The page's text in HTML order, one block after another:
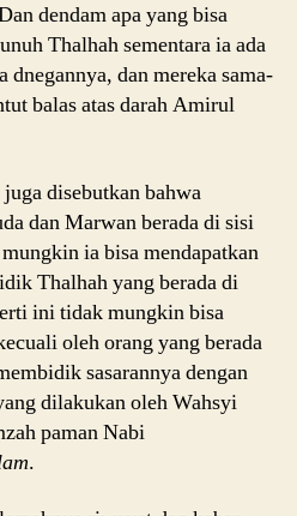
dendam apa yang bisa
Thalhah sementara ia ada
dnegannya, dan mereka sama-
balas atas darah Amirul
disebutkan bahwa
dan Marwan berada di sisi
ia bisa mendapatkan
Thalhah yang berada di
ini tidak mungkin bisa
oleh orang yang berada
sasarannya dengan
dilakukan oleh Wahsyi
paman Nabi
.